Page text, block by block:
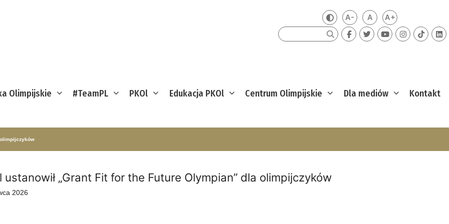
Zmień kontrast
A-Mniejsza czcionka
ADomyślna czcionka
A+Większa
Szukaj
Olimpijskie #TeamPL PKOl Edukacja PKOl Centrum Olimpijskie Dla mediów Kontakt
ustanowił „Grant Fit for the Future Olympian” dla olimpijczyków
2026